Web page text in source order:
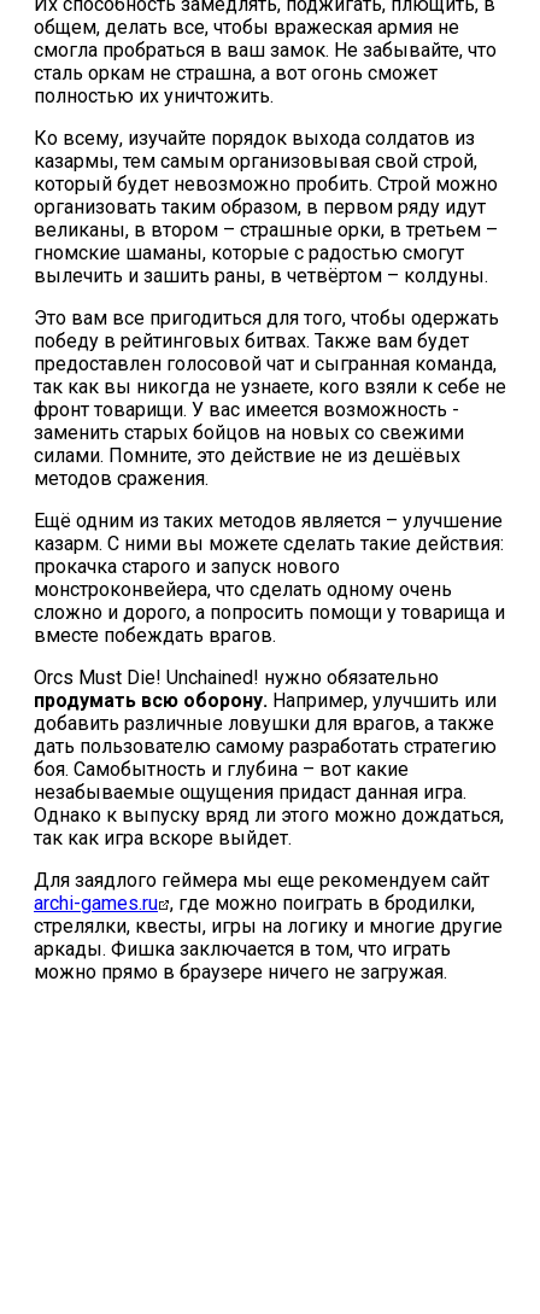
общем, делать все, чтобы вражеская армия не
смогла пробраться в ваш замок. Не забывайте, что
сталь оркам не страшна, а вот огонь сможет
полностью их уничтожить.
Ко всему, изучайте порядок выхода солдатов из
казармы, тем самым организовывая свой строй,
который будет невозможно пробить. Строй можно
организовать таким образом, в первом ряду идут
великаны, в втором – страшные орки, в третьем –
гномские шаманы, которые с радостью смогут
вылечить и зашить раны, в четвёртом – колдуны.
Это вам все пригодиться для того, чтобы одержать
победу в рейтинговых битвах. Также вам будет
предоставлен голосовой чат и сыгранная команда,
так как вы никогда не узнаете, кого взяли к себе не
фронт товарищи. У вас имеется возможность -
заменить старых бойцов на новых со свежими
силами. Помните, это действие не из дешёвых
методов сражения.
Ещё одним из таких методов является – улучшение
казарм. С ними вы можете сделать такие действия:
прокачка старого и запуск нового
монстроконвейера, что сделать одному очень
сложно и дорого, а попросить помощи у товарища и
вместе побеждать врагов.
Orcs Must Die! Unchained! нужно обязательно
продумать всю оборону. Например, улучшить или
добавить различные ловушки для врагов, а также
дать пользователю самому разработать стратегию
боя. Самобытность и глубина – вот какие
незабываемые ощущения придаст данная игра.
Однако к выпуску вряд ли этого можно дождаться,
так как игра вскоре выйдет.
Для заядлого геймера мы еще рекомендуем сайт
archi-games.ru , где можно поиграть в бродилки,
стрелялки, квесты, игры на логику и многие другие
аркады. Фишка заключается в том, что играть
можно прямо в браузере ничего не загружая.